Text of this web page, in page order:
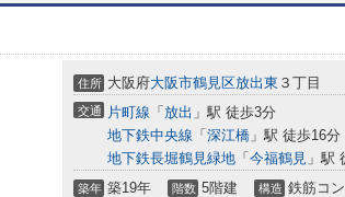
住所 大阪府大阪市鶴見区放出東 ３丁目
交通 片町線 「 放出 」駅 徒歩3分
地下鉄中央線 「 深江橋 」駅 徒歩16分
地下鉄長堀鶴見緑地 「 今福鶴見 」駅
築年 築19年 階数 5階建 構造 鉄筋コ